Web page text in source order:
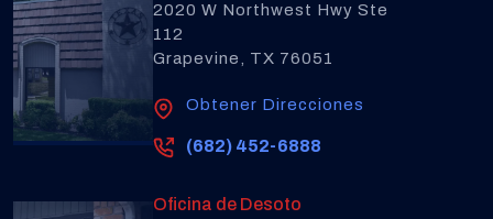
2020 W Northwest Hwy Ste
112
Grapevine, TX 76051
Obtener Direcciones
(682) 452-6888
Oficina de Desoto